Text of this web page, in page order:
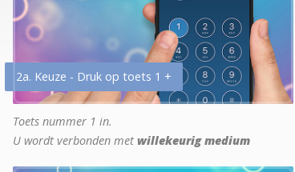
2a. Keuze - Druk op toets 1 +
Toets nummer 1 in.
U wordt verbonden met willekeurig medium